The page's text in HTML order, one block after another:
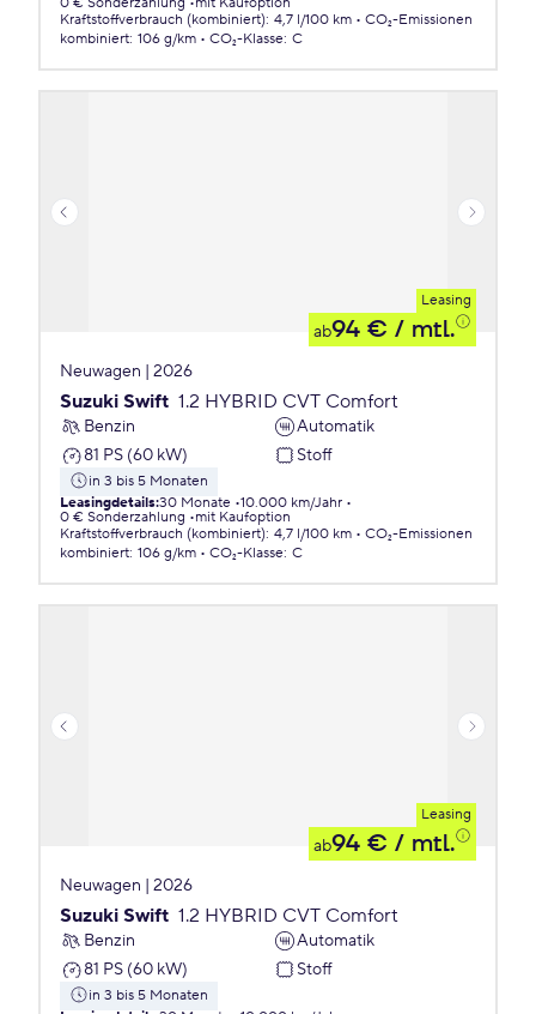
Kraftstoffverbrauch (kombiniert): 4,7 l/100 km
CO₂-Emissionen
kombiniert: 106 g/km CO₂-Klasse: C
Leasing
ab94 € / mtl.
Neuwagen | 2026
Suzuki Swift 1.2 HYBRID CVT Comfort
Benzin
Automatik
81 PS (60 kW)
Stoff
in 3 bis 5 Monaten
Leasingdetails:30 Monate 10.000 km/Jahr
0 € Sonderzahlung
mit Kaufoption
Kraftstoffverbrauch (kombiniert): 4,7 l/100 km
CO₂-Emissionen
kombiniert: 106 g/km CO₂-Klasse: C
Leasing
ab94 € / mtl.
Neuwagen | 2026
Suzuki Swift 1.2 HYBRID CVT Comfort
Benzin
Automatik
81 PS (60 kW)
Stoff
in 3 bis 5 Monaten